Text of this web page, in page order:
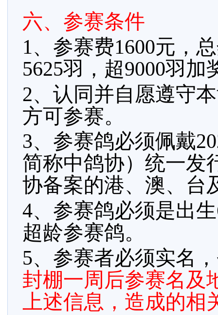
六、参赛条件
1、参赛费1600元，
5625羽，超9000羽加
2、认同并自愿遵守
方可参赛。
3、参赛鸽必须佩戴
简称中鸽协）统一发
协备案的港、澳、台
4、参赛鸽必须是出
超龄参赛鸽。
5、参赛者必须实名
封棚一周后参赛名及
上述信息，造成的